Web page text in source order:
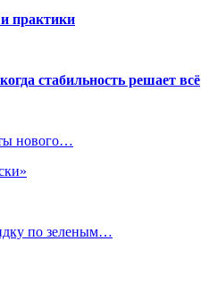
практики
стабильность решает всё
нового…
по зеленым…